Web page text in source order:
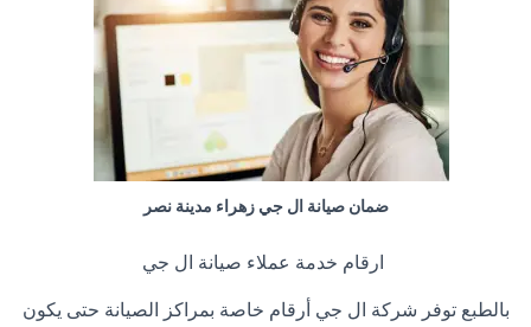
ضمان صيانة ال جي زهراء مدينة نصر
ارقام خدمة عملاء صيانة ال جي
بالطبع توفر شركة ال جي أرقام خاصة بمراكز الصيانة حتى يكون